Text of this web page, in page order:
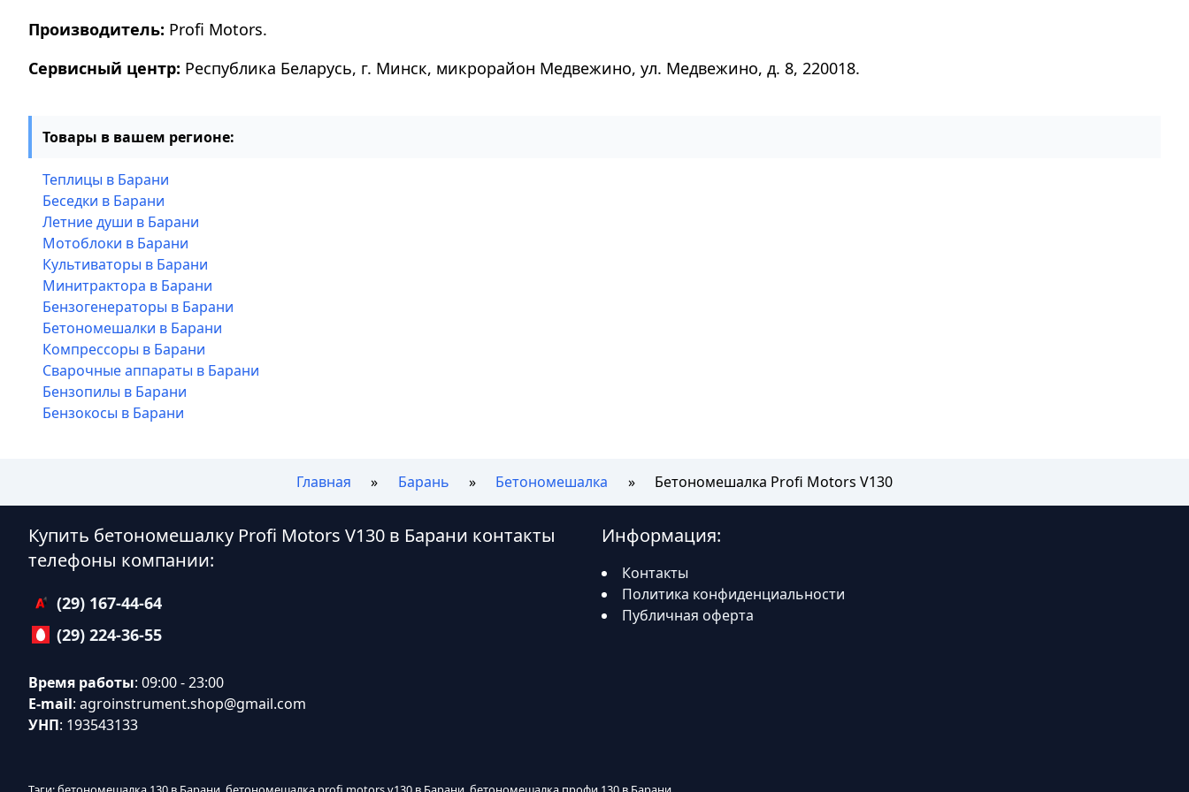
Производитель: Profi Motors.
Сервисный центр: Республика Беларусь, г. Минск, микрорайон Медвежино, ул. Медвежино, д. 8, 220018.
Товары в вашем регионе:
Теплицы в Барани
Беседки в Барани
Летние души в Барани
Мотоблоки в Барани
Культиваторы в Барани
Минитрактора в Барани
Бензогенераторы в Барани
Бетономешалки в Барани
Компрессоры в Барани
Сварочные аппараты в Барани
Бензопилы в Барани
Бензокосы в Барани
Главная Барань Бетономешалка Бетономешалка Profi Motors V130
Купить бетономешалку Profi Motors V130 в Барани контакты
телефоны компании:
(29) 167-44-64
(29) 224-36-55
Время работы: 09:00 - 23:00
E-mail: agroinstrument.shop@gmail.com
УНП: 193543133
Информация:
Контакты
Политика конфиденциальности
Публичная оферта